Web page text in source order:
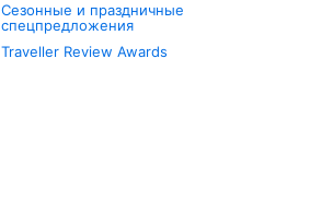
Сезонные и праздничные
спецпредложения
Traveller Review Awards